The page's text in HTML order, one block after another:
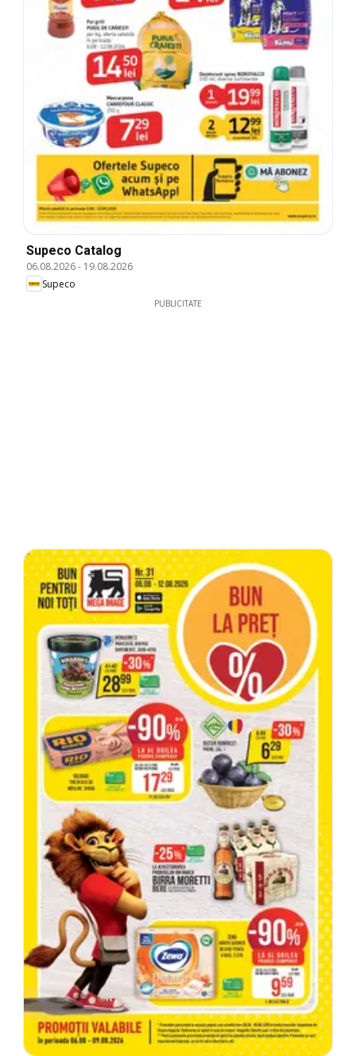
Supeco Catalog
06.08.2026- 19.08.2026
Supeco
PUBLICITATE